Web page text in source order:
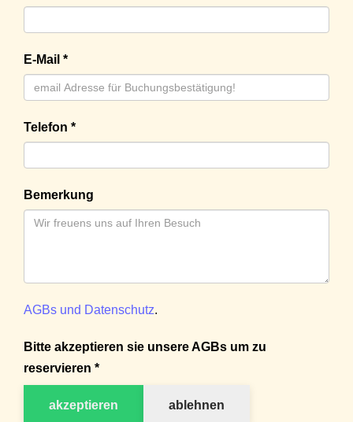
E-Mail *
Telefon *
Bemerkung
AGBs und Datenschutz.
Bitte akzeptieren sie unsere AGBs um zu
reservieren *
akzeptieren ablehnen